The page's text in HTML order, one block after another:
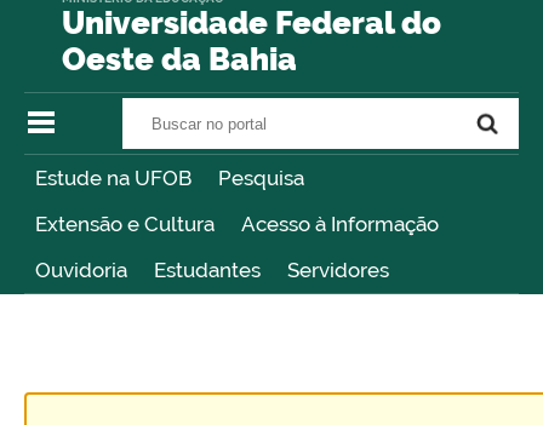
Universidade Federal do
Oeste da Bahia
Estude na UFOB
Pesquisa
Extensão e Cultura
Acesso à Informação
Ouvidoria
Estudantes Servidores